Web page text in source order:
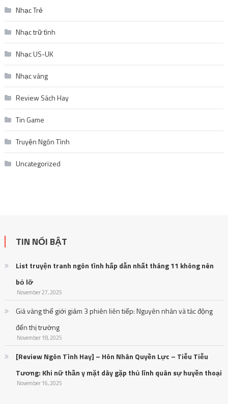
Nhạc Trẻ
Nhạc trữ tình
Nhạc US-UK
Nhạc vàng
Review Sách Hay
Tin Game
Truyện Ngôn Tình
Uncategorized
TIN NỔI BẬT
List truyện tranh ngôn tình hấp dẫn nhất tháng 11 không nên
bỏ lỡ
November 27, 2025
Giá vàng thế giới giảm 3 phiên liên tiếp: Nguyên nhân và tác động
đến thị trường
November 18, 2025
[Review Ngôn Tình Hay] – Hôn Nhân Quyền Lực – Tiễu Tiễu
Tương: Khi nữ thần y mặt dày gặp thủ lĩnh quân sự huyền thoại
November 16, 2025